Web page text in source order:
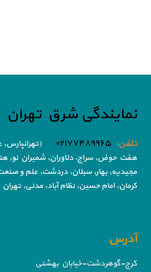
نمایندگی شرق تهران
تلفن: ۰۲۱۷۷۴۸۹۹۶۵
هفت حوض, سراج, دلاوران, شمیران نو,
مجیدیه, بهار, سبلان, دردشت, علم و
کرمان, امام حسین, نظام آباد, مدنی, تهران
آدرس
کرج-گوهردشت-خیابان بهشتی